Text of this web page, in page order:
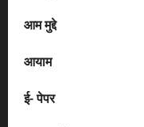
आम मुद्दे
आयाम
ई- पेपर